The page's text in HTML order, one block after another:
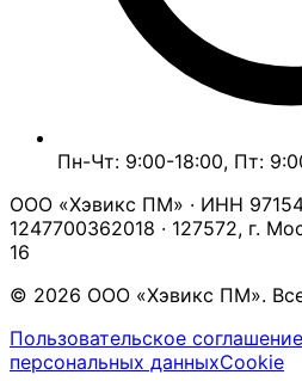
Пн-Чт: 9:00-18:00, Пт:
ООО «Хэвикс ПМ» · ИНН
1247700362018 · 127572, г.
16
© 2026 ООО «Хэвикс ПМ».
Пользовательское соглашение
персональных данныхCookie